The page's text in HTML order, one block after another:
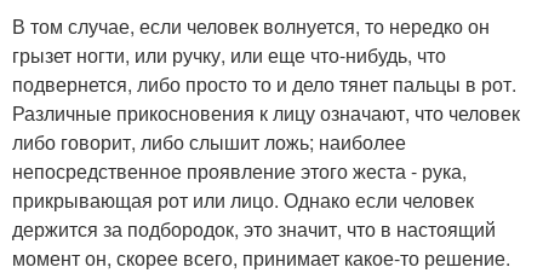
В том случае, если человек волнуется, то нередко он
грызет ногти, или ручку, или еще что-нибудь, что
подвернется, либо просто то и дело тянет пальцы в рот.
Различные прикосновения к лицу означают, что человек
либо говорит, либо слышит ложь; наиболее
непосредственное проявление этого жеста - рука,
прикрывающая рот или лицо. Однако если человек
держится за подбородок, это значит, что в настоящий
момент он, скорее всего, принимает какое-то решение.